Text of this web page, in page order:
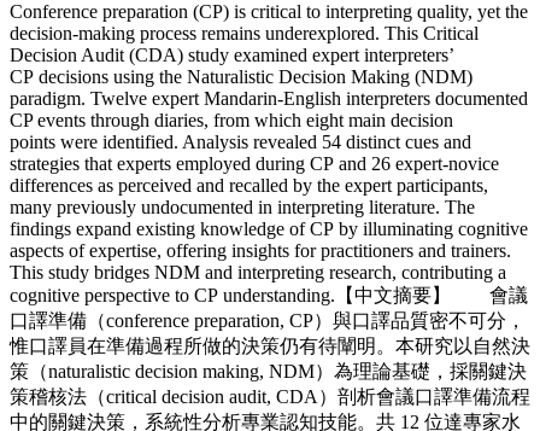
Conference preparation (CP) is critical to interpreting quality, yet the
decision-making process remains underexplored. This Critical
Decision Audit (CDA) study examined expert interpreters’
CP decisions using the Naturalistic Decision Making (NDM)
paradigm. Twelve expert Mandarin-English interpreters documented
CP events through diaries, from which eight main decision
points were identified. Analysis revealed 54 distinct cues and
strategies that experts employed during CP and 26 expert-novice
differences as perceived and recalled by the expert participants,
many previously undocumented in interpreting literature. The
findings expand existing knowledge of CP by illuminating cognitive
aspects of expertise, offering insights for practitioners and trainers.
This study bridges NDM and interpreting research, contributing a
cognitive perspective to CP understanding.【中文摘要】 會議
口譯準備（conference preparation, CP）與口譯品質密不可分，
惟口譯員在準備過程所做的決策仍有待闡明。本研究以自然決
策（naturalistic decision making, NDM）為理論基礎，採關鍵決
策稽核法（critical decision audit, CDA）剖析會議口譯準備流程
中的關鍵決策，系統性分析專業認知技能。共 12 位達專家水